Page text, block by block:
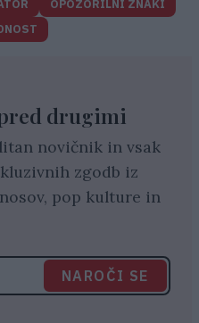
OPOZORILNI ZNAKI
drugimi
novičnik in vsak
zgodb iz
pop kulture in
NAROČI SE